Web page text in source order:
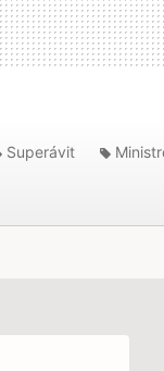
Superávit